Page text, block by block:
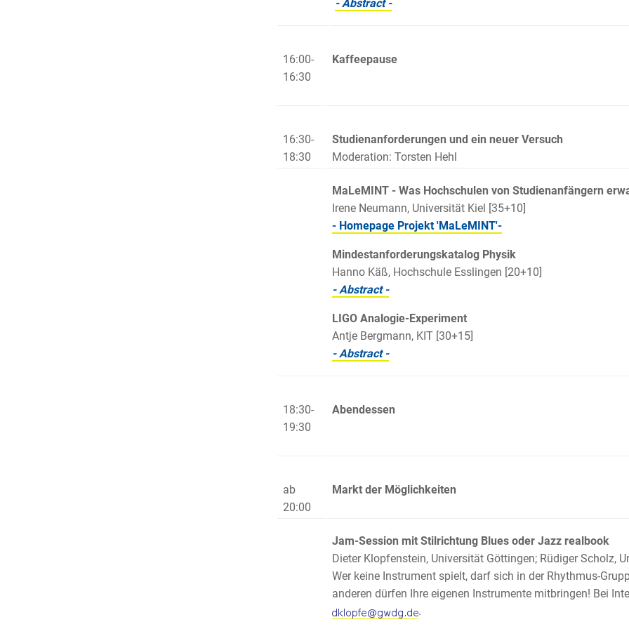
- Abstract -
16:00-
16:30
Kaffeepause
16:30-
18:30
Studienanforderungen und ein neuer Versuch
Moderation: Torsten Hehl
MaLeMINT - Was Hochschulen von Studienanfängern
Irene Neumann, Universität Kiel [35+10]
- Homepage Projekt 'MaLeMINT'-
Mindestanforderungskatalog Physik
Hanno Käß, Hochschule Esslingen [20+10]
- Abstract -
LIGO Analogie-Experiment
Antje Bergmann, KIT [30+15]
- Abstract -
18:30-
19:30
Abendessen
ab
20:00
Markt der Möglichkeiten
Jam-Session mit Stilrichtung Blues oder Jazz realbook
Dieter Klopfenstein, Universität Göttingen; Rüdiger Scholz,
Wer keine Instrument spielt, darf sich in der Rhythmus-
anderen dürfen Ihre eigenen Instrumente mitbringen! Bei
.